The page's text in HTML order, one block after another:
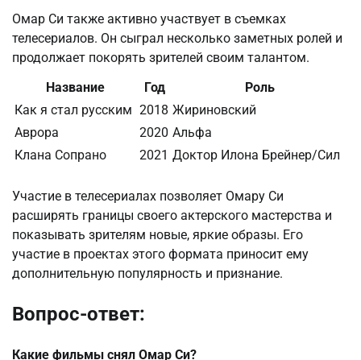
Омар Си также активно участвует в съемках
телесериалов. Он сыграл несколько заметных ролей и
продолжает покорять зрителей своим талантом.
Название
Год
Роль
Как я стал русским 2018 Жириновский
Аврора
2020 Альфа
Клана Сопрано
2021 Доктор Илона Брейнер/Сил
Участие в телесериалах позволяет Омару Си
расширять границы своего актерского мастерства и
показывать зрителям новые, яркие образы. Его
участие в проектах этого формата приносит ему
дополнительную популярность и признание.
Вопрос-ответ:
Какие фильмы снял Омар Си?